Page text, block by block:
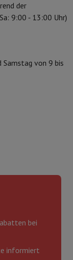
der
9:00 - 13:00 Uhr)
von 9 bis
bei
informiert